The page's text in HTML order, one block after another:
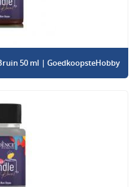
50 ml | GoedkoopsteHobby